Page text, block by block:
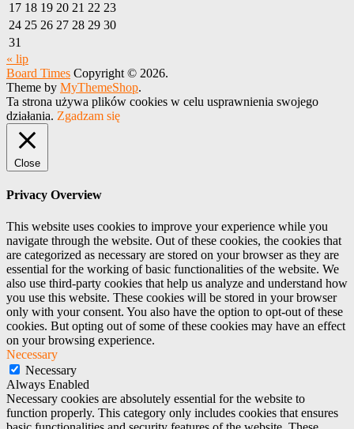
17 18 19 20 21 22 23
24 25 26 27 28 29 30
31
« lip
Board Times Copyright © 2026.
Theme by MyThemeShop.
Ta strona używa plików cookies w celu usprawnienia swojego
działania. Zgadzam się
Close
Privacy Overview
This website uses cookies to improve your experience while you
navigate through the website. Out of these cookies, the cookies that
are categorized as necessary are stored on your browser as they are
essential for the working of basic functionalities of the website. We
also use third-party cookies that help us analyze and understand how
you use this website. These cookies will be stored in your browser
only with your consent. You also have the option to opt-out of these
cookies. But opting out of some of these cookies may have an effect
on your browsing experience.
Necessary
Necessary
Always Enabled
Necessary cookies are absolutely essential for the website to
function properly. This category only includes cookies that ensures